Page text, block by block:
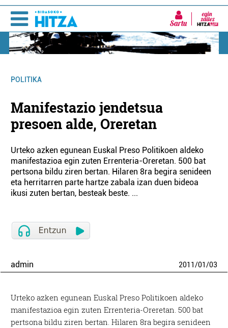
Sartu
POLITIKA
Manifestazio jendetsua
presoen alde, Oreretan
Urteko azken egunean Euskal Preso Politikoen aldeko
manifestazioa egin zuten Errenteria-Oreretan. 500 bat
pertsona bildu ziren bertan. Hilaren 8ra begira senideen
eta herritarren parte hartze zabala izan duen bideoa
ikusi zuten bertan, besteak beste. ...
admin 2011/01/03
Urteko azken egunean Euskal Preso Politikoen aldeko
manifestazioa egin zuten Errenteria-Oreretan. 500 bat
pertsona bildu ziren bertan. Hilaren 8ra begira senideen